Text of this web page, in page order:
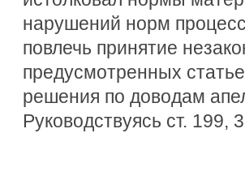
нарушений норм
повлечь принятие
предусмотренных
решения по доводам
Руководствуясь ст. 199,